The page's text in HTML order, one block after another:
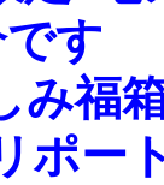
す
み福
ポー